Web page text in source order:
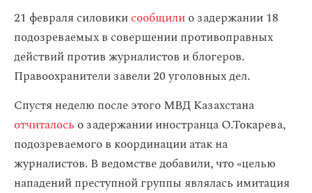
21 февраля силовикисообщилио задержании 18
подозреваемых в совершении противоправных
действий против журналистов и блогеров.
Правоохранители завели 20 уголовных дел.
Спустя неделю после этого МВД Казахстана
отчиталось о задержании иностранца О.Токарева,
подозреваемого в координации атак на
журналистов. В ведомстве добавили, что «целью
нападений преступной группы являлась имитация